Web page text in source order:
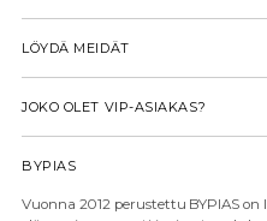
LÖYDÄ MEIDÄT
JOKO OLET VIP-ASIAKAS?
BYPIAS
Vuonna 2012 perustettu BYPIAS